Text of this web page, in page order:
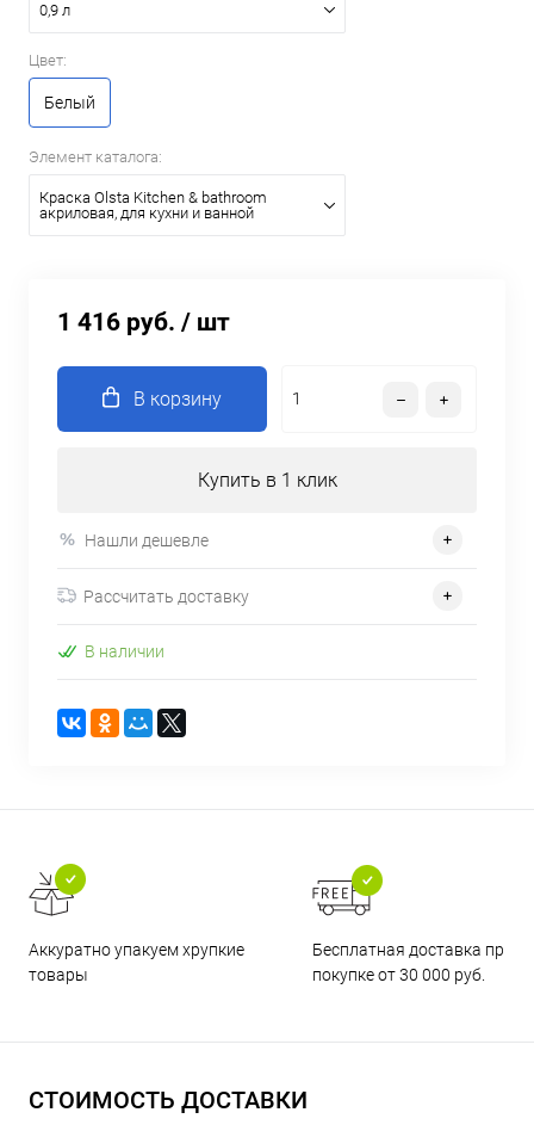
0,9 л
Цвет:
Белый
Элемент каталога:
Краска Olsta Kitchen & bathroom
акриловая, для кухни и ванной
1 416 руб. / шт
В корзину
Купить в 1 клик
Нашли дешевле
Рассчитать доставку
В наличии
Аккуратно упакуем хрупкие
товары
Бесплатная доставка при
покупке от 30 000 руб.
СТОИМОСТЬ ДОСТАВКИ